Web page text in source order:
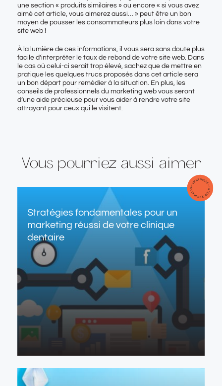
une section « produits similaires » ou encore « si vous avez
aimé cet article, vous aimerez aussi… » peut être un bon
moyen de pousser les consommateurs plus loin dans votre
site web !
À la lumière de ces informations, il vous sera sans doute plus
facile d’interpréter le taux de rebond de votre site web. Dans
le cas où celui-ci serait trop élevé, sachez que de mettre en
pratique les quelques trucs proposés dans cet article sera
un bon départ pour remédier à la situation. En plus, les
conseils de professionnels du marketing web vous seront
d’une aide précieuse pour vous aider à rendre votre site
attrayant pour ceux qui le visitent.
Vous pourriez aussi aimer
Stratégies fondamentales pour un
marketing réussi de votre clinique
dentaire